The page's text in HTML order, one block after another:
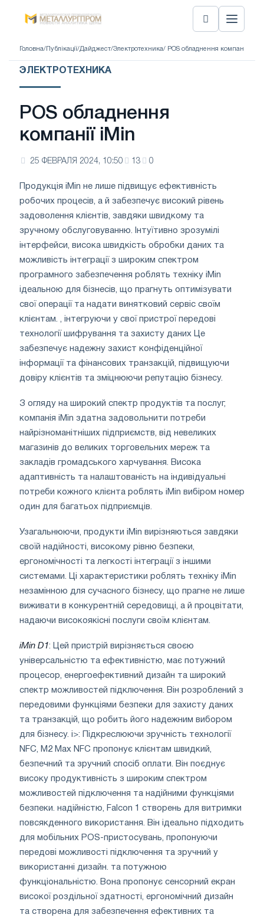
Головна/ Публікації/Дайджест/Электротехника/ POS обладнення компанії iMin
ЭЛЕКТРОТЕХНИКА
POS обладнення
компанії iMin
25 ФЕВРАЛЯ 2024, 10:50 13 0
Продукція iMin не лише підвищує ефективність
робочих процесів, а й забезпечує високий рівень
задоволення клієнтів, завдяки швидкому та
зручному обслуговуванню. Інтуїтивно зрозумілі
інтерфейси, висока швидкість обробки даних та
можливість інтеграції з широким спектром
програмного забезпечення роблять техніку iMin
ідеальною для бізнесів, що прагнуть оптимізувати
свої операції та надати винятковий сервіс своїм
клієнтам. , інтегруючи у свої пристрої передові
технології шифрування та захисту даних Це
забезпечує надежну захист конфіденційної
інформації та фінансових транзакцій, підвищуючи
довіру клієнтів та зміцнюючи репутацію бізнесу.
З огляду на широкий спектр продуктів та послуг,
компанія iMin здатна задовольнити потреби
найрізноманітніших підприємств, від невеликих
магазинів до великих торговельних мереж та
закладів громадського харчування. Висока
адаптивність та налаштованість на індивідуальні
потреби кожного клієнта роблять iMin вибіром номер
один для багатьох підприємців.
Узагальнюючи, продукти iMin вирізняються завдяки
своїй надійності, високому рівню безпеки,
ергономічності та легкості інтеграції з іншими
системами. Ці характеристики роблять техніку iMin
незамінною для сучасного бізнесу, що прагне не лише
виживати в конкурентній середовищі, а й процвітати,
надаючи високоякісні послуги своїм клієнтам.
iMin D1: Цей пристрій вирізняється своєю
універсальністю та ефективністю, має потужний
процесор, енергоефективний дизайн та широкий
спектр можливостей підключення. Він розроблений з
передовими функціями безпеки для захисту даних
та транзакцій, що робить його надежним вибором
для бізнесу. i>: Підкреслюючи зручність технології
NFC, M2 Max NFC пропонує клієнтам швидкий,
безпечний та зручний спосіб оплати. Він поєднує
високу продуктивність з широким спектром
можливостей підключення та надійними функціями
безпеки. надійністю, Falcon 1 створень для витримки
повсякденного використання. Він ідеально підходить
для мобільних POS-пристосувань, пропонуючи
передові можливості підключення та зручний у
використанні дизайн. та потужною
функціональністю. Вона пропонує сенсорний екран
високої роздільної здатності, ергономічний дизайн
та створена для забезпечення ефективних та